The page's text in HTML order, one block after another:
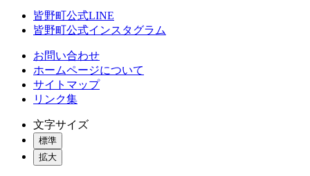
皆野町公式LINE
皆野町公式インスタグラム
お問い合わせ
ホームページについて
サイトマップ
リンク集
文字サイズ
標準
拡大